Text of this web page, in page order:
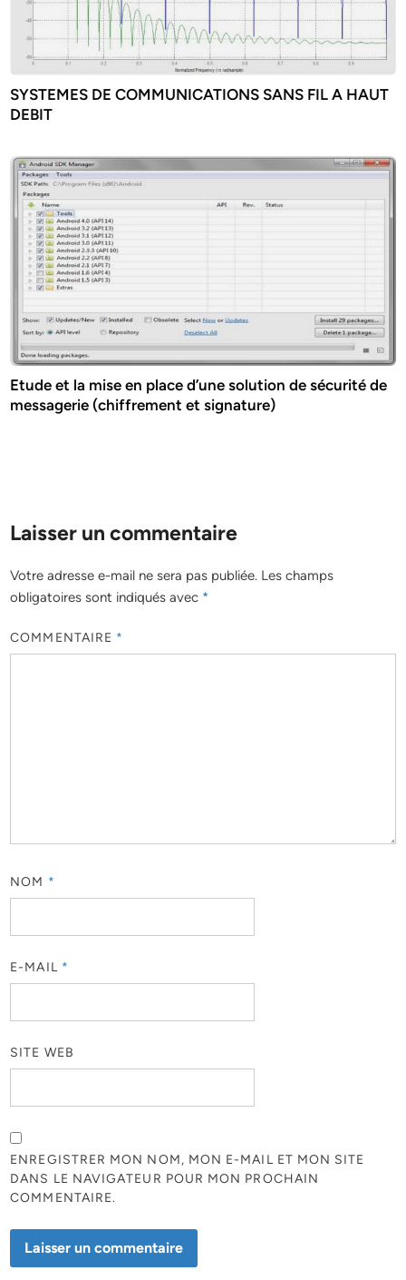
SYSTEMES DE COMMUNICATIONS SANS FIL A HAUT
DEBIT
Etude et la mise en place d’une solution de sécurité de
messagerie (chiffrement et signature)
Laisser un commentaire
Votre adresse e-mail ne sera pas publiée. Les champs
obligatoires sont indiqués avec *
COMMENTAIRE *
NOM *
E-MAIL *
SITE WEB
ENREGISTRER MON NOM, MON E-MAIL ET MON SITE
DANS LE NAVIGATEUR POUR MON PROCHAIN
COMMENTAIRE.